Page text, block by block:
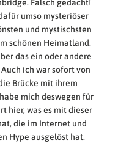
Falsch gedacht!
umso mysteriöser
und mystischsten
schönen Heimatland.
das ein oder andere
ich war sofort von
Brücke mit ihrem
mich deswegen für
hier, was es mit dieser
die im Internet und
Hype ausgelöst hat.